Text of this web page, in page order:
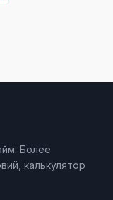
Более
калькулятор